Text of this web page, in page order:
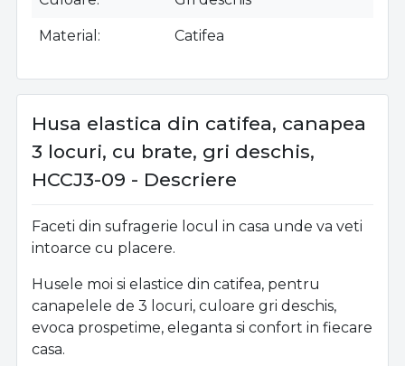
Material Catifea
Husa elastica din catifea, canapea
3 locuri, cu brate, gri deschis,
HCCJ3-09 - Descriere
Faceti din sufragerie locul in casa unde va veti
intoarce cu placere.
Husele moi si elastice din catifea, pentru
canapelele de 3 locuri, culoare gri deschis,
evoca prospetime, eleganta si confort in fiecare
casa.